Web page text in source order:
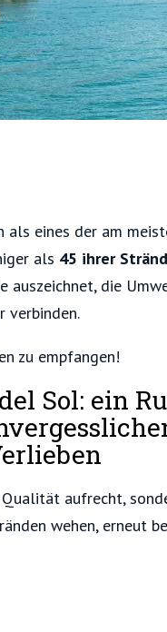
eines der am
als 45 ihrer
auszeichnet, die
verbinden.
zu empfangen!
Sol: ein
aufrecht,
wehen, erneut